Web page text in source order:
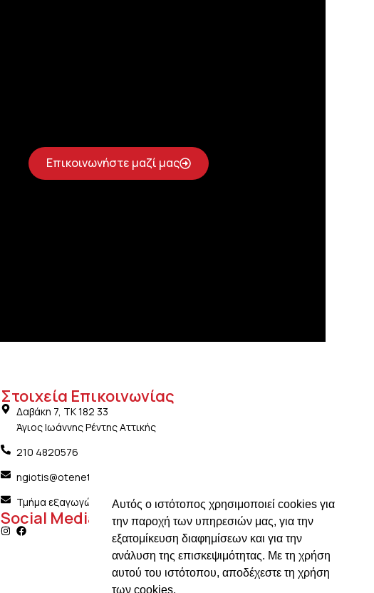
Αυτός ο ιστότοπος χρησιμοποιεί cookies για
την παροχή των υπηρεσιών μας, για την
εξατομίκευση διαφημίσεων και για την
ανάλυση της επισκεψιμότητας. Με τη χρήση
αυτού του ιστότοπου, αποδέχεστε τη χρήση
των cookies.
Επικοινωνήστε μαζί μας
Στοιχεία Επικοινωνίας
Δαβάκη 7, ΤΚ 182 33
Άγιος Ιωάννης Ρέντης Αττικής
210 4820576
ngiotis@otenet.gr
Τμήμα εξαγωγών: ngiotis.ike@gmail.com
Social Media